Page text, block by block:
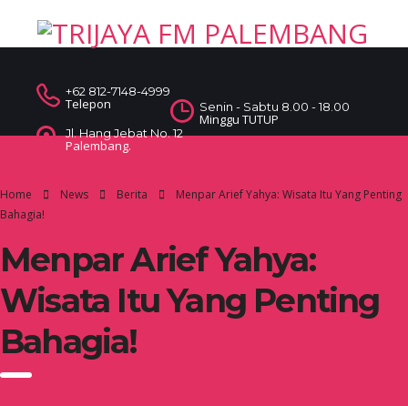
+62 812-7148-4999
Telepon Senin - Sabtu 8.00 - 18.00
Minggu TUTUP
Jl. Hang Jebat No. 12
Palembang.
Home News Berita
Menpar Arief Yahya: Wisata Itu Yang Penting
Bahagia!
Menpar Arief Yahya:
Wisata Itu Yang Penting
Bahagia!